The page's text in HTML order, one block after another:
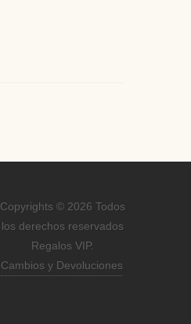
Copyrights © 2026 Todos
los derechos reservados
Regalos VIP.
Cambios y Devoluciones